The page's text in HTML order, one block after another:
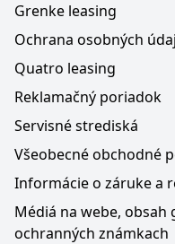
Grenke leasing
Ochrana osobných
Quatro leasing
Reklamačný poriadok
Servisné strediská
Všeobecné obchodné
Informácie o záruke a
Médiá na webe, obsah
ochranných známkach